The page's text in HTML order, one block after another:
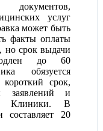
услуг
может быть
факты оплаты
но срок выдачи
до 60
обязуется
срок,
заявлений и
Клиники. В
составляет 20